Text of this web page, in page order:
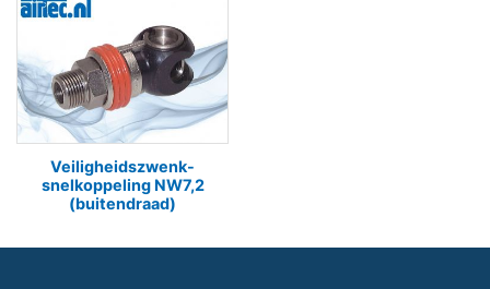
Veiligheidszwenk-
snelkoppeling NW7,2
(buitendraad)